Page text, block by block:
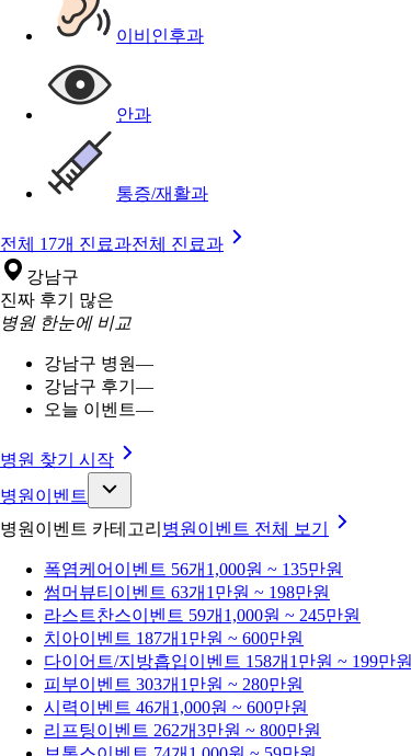
이비인후과
안과
통증/재활과
전체 17개 진료과전체 진료과
강남구
진짜 후기 많은
병원 한눈에 비교
강남구 병원—
강남구 후기 —
오늘 이벤트—
병원 찾기 시작
병원이벤트
병원이벤트 카테고리 병원이벤트 전체 보기
폭염케어 이벤트 56개 1,000원 ~ 135만원
썸머뷰티 이벤트 63개 1만원 ~ 198만원
라스트찬스이벤트 59개 1,000원 ~ 245만원
치아이벤트 187개 1만원 ~ 600만원
다이어트/지방흡입이벤트 158개 1만원 ~ 199만원
피부이벤트 303개 1만원 ~ 280만원
시력이벤트 46개 1,000원 ~ 600만원
리프팅이벤트 262개3만원 ~ 800만원